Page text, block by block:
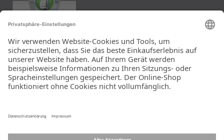
385 reviews from real customers
(last 12 months)
Total: 11283
Die Auswahl und die
Einfachheit der
Bestellung.